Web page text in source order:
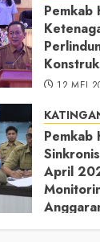
Pemkab
12 MEI
Pemkab
April
11 MEI